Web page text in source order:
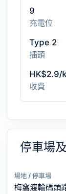
9
充電位
Type 2
插頭
HK$2.9/
收費
停車場
場地 / 停車場
梅窩渡輪碼頭